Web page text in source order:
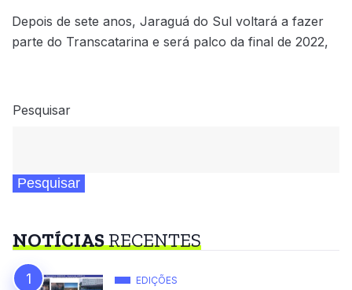
Depois de sete anos, Jaraguá do Sul voltará a fazer
parte do Transcatarina e será palco da final de 2022,
Pesquisar
Pesquisar
NOTÍCIASRECENTES
EDIÇÕES